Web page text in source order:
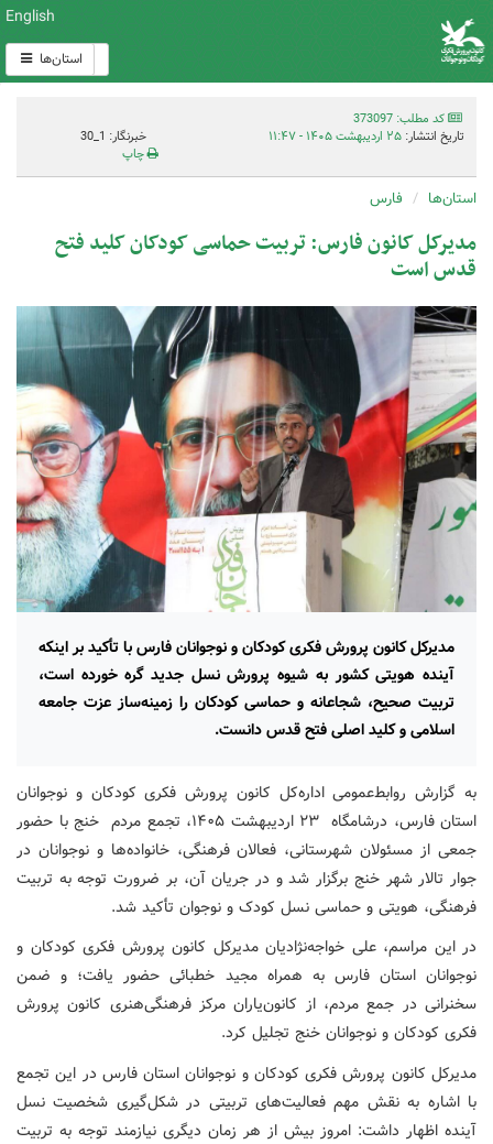
English
استان‌ها
کد مطلب: 373097
تاریخ انتشار: ۲۵ اردیبهشت ۱۴۰۵ - ۱۱:۴۷
خبرنگار: 1_30
چاپ
استان‌ها فارس
مدیرکل کانون فارس: تربیت حماسی کودکان کلید فتح
قدس است
مدیرکل کانون پرورش فکری کودکان و نوجوانان فارس با تأکید بر اینکه
آینده هویتی کشور به شیوه پرورش نسل جدید گره خورده است،
تربیت صحیح، شجاعانه و حماسی کودکان را زمینه‌ساز عزت جامعه
اسلامی و کلید اصلی فتح قدس دانست.
به گزارش روابط‌عمومی اداره‌کل کانون پرورش فکری کودکان و نوجوانان
استان فارس، درشامگاه ۲۳ اردیبهشت ۱۴۰۵، تجمع مردم خنج با حضور
جمعی از مسئولان شهرستانی، فعالان فرهنگی، خانواده‌ها و نوجوانان در
جوار تالار شهر خنج برگزار شد و در جریان آن، بر ضرورت توجه به تربیت
فرهنگی، هویتی و حماسی نسل کودک و نوجوان تأکید شد.
در این مراسم، علی خواجه‌نژادیان مدیرکل کانون پرورش فکری کودکان و
نوجوانان استان فارس به همراه مجید خطبائی حضور یافت؛ و ضمن
سخنرانی در جمع مردم، از کانون‌یاران مرکز فرهنگی‌هنری کانون پرورش
فکری کودکان و نوجوانان خنج تجلیل کرد.
مدیرکل کانون پرورش فکری کودکان و نوجوانان استان فارس در این تجمع
با اشاره به نقش مهم فعالیت‌های تربیتی در شکل‌گیری شخصیت نسل
آینده اظهار داشت: امروز بیش از هر زمان دیگری نیازمند توجه به تربیت